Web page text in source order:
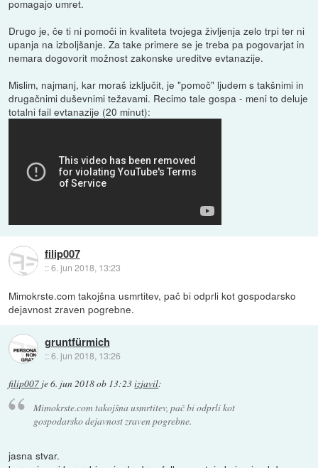
pomagajo umret.
Drugo je, če ti ni pomoči in kvaliteta tvojega življenja zelo trpi ter ni
upanja na izboljšanje. Za take primere se je treba pa pogovarjat in
nemara dogovorit možnost zakonske ureditve evtanazije.
Mislim, najmanj, kar moraš izključit, je "pomoč" ljudem s takšnimi in
drugačnimi duševnimi težavami. Recimo tale gospa - meni to deluje
totalni fail evtanazije (20 minut):
filip007
::6. jun 2018, 13:23
Mimokrste.com takojšna usmrtitev, pač bi odprli kot gospodarsko
dejavnost zraven pogrebne.
gruntfürmich
::6. jun 2018, 13:26
filip007 je6. jun 2018 ob 13:23izjavil:
Mimokrste.com takojšna usmrtitev, pač bi odprli kot
gospodarsko dejavnost zraven pogrebne.
jasna stvar.